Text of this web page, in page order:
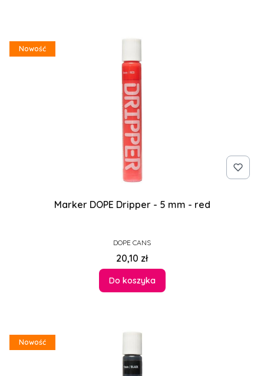
Nowość
Marker DOPE Dripper - 5 mm - red
PRODUCENT
DOPE CANS
Cena
20,10 zł
Do koszyka
Nowość